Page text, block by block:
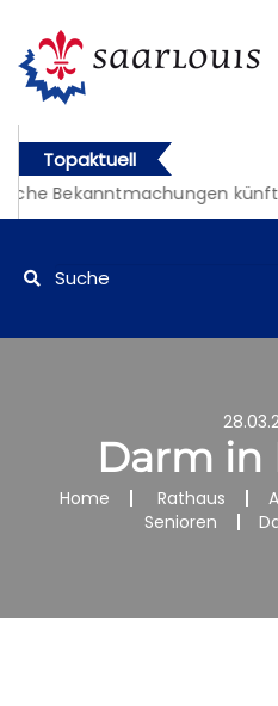
Topaktuell
Bekanntmachungen
Darm in
Home Rathaus
Senioren